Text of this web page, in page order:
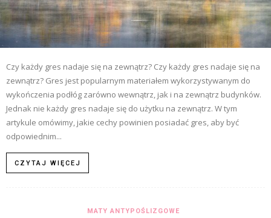
Czy każdy gres nadaje się na zewnątrz? Czy każdy gres nadaje się na
zewnątrz? Gres jest popularnym materiałem wykorzystywanym do
wykończenia podłóg zarówno wewnątrz, jak i na zewnątrz budynków.
Jednak nie każdy gres nadaje się do użytku na zewnątrz. W tym
artykule omówimy, jakie cechy powinien posiadać gres, aby być
odpowiednim...
CZYTAJ WIĘCEJ
MATY ANTYPOŚLIZGOWE